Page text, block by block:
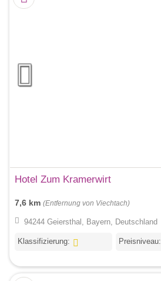
Hotel Zum Kramerwirt
7,6 km (Entfernung von Viechtach)
94244 Geiersthal, Bayern, Deutschland
Klassifizierung: Preisniveau: